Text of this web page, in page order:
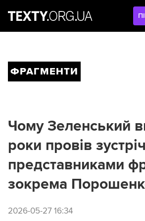
ФРАГМЕНТИ
Чому Зеленський
роки провів
представниками
зокрема
2026-05-27 16:34